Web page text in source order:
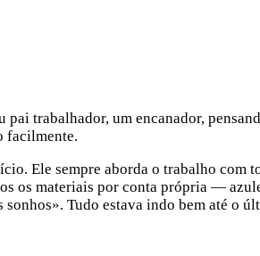
pai trabalhador, um encanador,
facilmente.
Ele sempre aborda o trabalho com
os materiais por conta própria —
Tudo estava indo bem até o